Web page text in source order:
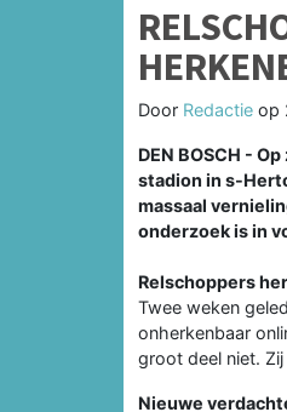
Door Redactie op
DEN BOSCH -
stadion in s-
massaal
onderzoek is in
Relschoppers
Twee weken
onherkenbaar
groot deel niet.
Nieuwe